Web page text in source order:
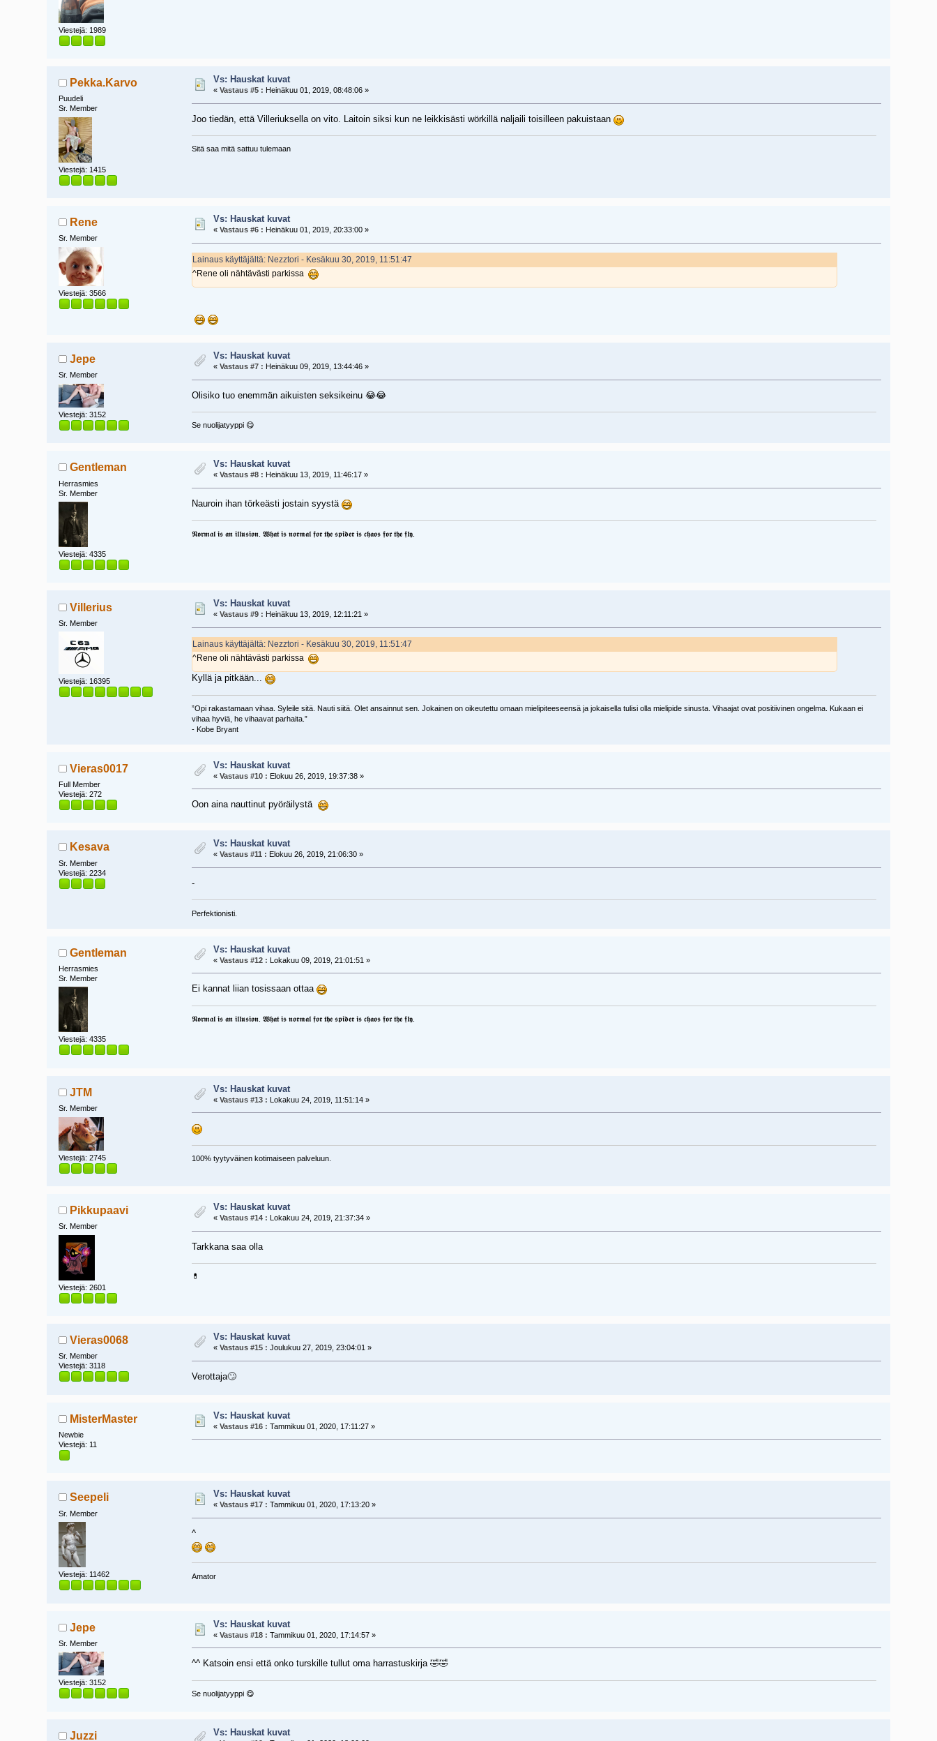
Viestejä: 1989
Pekka.Karvo
Puudeli
Sr. Member
Viestejä: 1415
Vs: Hauskat kuvat
« Vastaus #5 : Heinäkuu 01, 2019, 08:48:06 »
Joo tiedän, että Villeriuksella on vito. Laitoin siksi kun ne leikkisästi wörkillä naljaili toisilleen pakuistaan
Sitä saa mitä sattuu tulemaan
Rene
Sr. Member
Viestejä: 3566
Vs: Hauskat kuvat
« Vastaus #6 : Heinäkuu 01, 2019, 20:33:00 »
Lainaus käyttäjältä: Nezztori - Kesäkuu 30, 2019, 11:51:47
^Rene oli nähtävästi parkissa
Jepe
Sr. Member
Viestejä: 3152
Vs: Hauskat kuvat
« Vastaus #7 : Heinäkuu 09, 2019, 13:44:46 »
Olisiko tuo enemmän aikuisten seksikeinu 😂😂
Se nuolijatyyppi 😋
Gentleman
Herrasmies
Sr. Member
Viestejä: 4335
Vs: Hauskat kuvat
« Vastaus #8 : Heinäkuu 13, 2019, 11:46:17 »
Nauroin ihan törkeästi jostain syystä
𝕹𝖔𝖗𝖒𝖆𝖑 𝖎𝖘 𝖆𝖓 𝖎𝖑𝖑𝖚𝖘𝖎𝖔𝖓. 𝖂𝖍𝖆𝖙 𝖎𝖘 𝖓𝖔𝖗𝖒𝖆𝖑 𝖋𝖔𝖗 𝖙𝖍𝖊 𝖘𝖕𝖎𝖉𝖊𝖗 𝖎𝖘 𝖈𝖍𝖆𝖔𝖘 𝖋𝖔𝖗 𝖙𝖍𝖊 𝖋𝖑𝖞.
Villerius
Sr. Member
Viestejä: 16395
Vs: Hauskat kuvat
« Vastaus #9 : Heinäkuu 13, 2019, 12:11:21 »
Lainaus käyttäjältä: Nezztori - Kesäkuu 30, 2019, 11:51:47
^Rene oli nähtävästi parkissa
Kyllä ja pitkään...
”Opi rakastamaan vihaa. Syleile sitä. Nauti siitä. Olet ansainnut sen. Jokainen on oikeutettu omaan mielipiteeseensä ja jokaisella tulisi olla mielipide sinusta. Vihaajat ovat positiivinen ongelma. Kukaan ei
vihaa hyviä, he vihaavat parhaita.”
- Kobe Bryant
Vieras0017
Full Member
Viestejä: 272
Vs: Hauskat kuvat
« Vastaus #10 : Elokuu 26, 2019, 19:37:38 »
Oon aina nauttinut pyöräilystä
Kesava
Sr. Member
Viestejä: 2234
Vs: Hauskat kuvat
« Vastaus #11 : Elokuu 26, 2019, 21:06:30 »
-
Perfektionisti.
Gentleman
Herrasmies
Sr. Member
Viestejä: 4335
Vs: Hauskat kuvat
« Vastaus #12 : Lokakuu 09, 2019, 21:01:51 »
Ei kannat liian tosissaan ottaa
𝕹𝖔𝖗𝖒𝖆𝖑 𝖎𝖘 𝖆𝖓 𝖎𝖑𝖑𝖚𝖘𝖎𝖔𝖓. 𝖂𝖍𝖆𝖙 𝖎𝖘 𝖓𝖔𝖗𝖒𝖆𝖑 𝖋𝖔𝖗 𝖙𝖍𝖊 𝖘𝖕𝖎𝖉𝖊𝖗 𝖎𝖘 𝖈𝖍𝖆𝖔𝖘 𝖋𝖔𝖗 𝖙𝖍𝖊 𝖋𝖑𝖞.
JTM
Sr. Member
Viestejä: 2745
Vs: Hauskat kuvat
« Vastaus #13 : Lokakuu 24, 2019, 11:51:14 »
100% tyytyväinen kotimaiseen palveluun.
Pikkupaavi
Sr. Member
Viestejä: 2601
Vs: Hauskat kuvat
« Vastaus #14 : Lokakuu 24, 2019, 21:37:34 »
Tarkkana saa olla
💊
Vieras0068
Sr. Member
Viestejä: 3118
Vs: Hauskat kuvat
« Vastaus #15 : Joulukuu 27, 2019, 23:04:01 »
Verottaja🙄
MisterMaster
Newbie
Viestejä: 11
Vs: Hauskat kuvat
« Vastaus #16 : Tammikuu 01, 2020, 17:11:27 »
Seepeli
Sr. Member
Viestejä: 11462
Vs: Hauskat kuvat
« Vastaus #17 : Tammikuu 01, 2020, 17:13:20 »
^
Amator
Jepe
Sr. Member
Viestejä: 3152
Vs: Hauskat kuvat
« Vastaus #18 : Tammikuu 01, 2020, 17:14:57 »
^^ Katsoin ensi että onko turskille tullut oma harrastuskirja 🤣🤣
Se nuolijatyyppi 😋
Juzzi Vs: Hauskat kuvat